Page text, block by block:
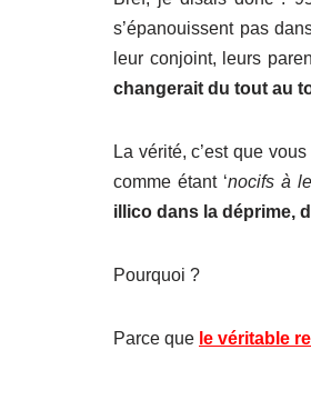
s’épanouissent pas
leur conjoint, leurs
changerait du tout au
La vérité, c’est que
comme étant ‘nocifs à
illico dans la déprime,
Pourquoi ?
Parce que le véritable